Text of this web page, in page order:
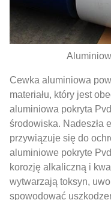
Cewka aluminiowa
materiału, który jest
aluminiowa pokryta
środowiska. Nadeszła
przywiązuje się do
aluminiowe pokryte
korozję alkaliczną i
wytwarzają toksyn,
spowodować